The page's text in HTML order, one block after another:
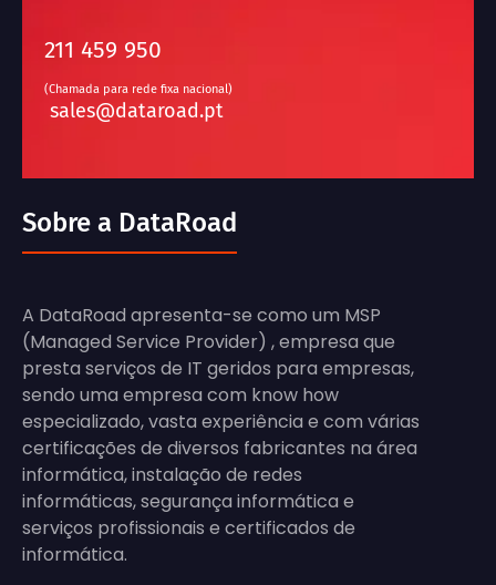
211 459 950
(Chamada para rede fixa nacional)
sales@dataroad.pt
Sobre a DataRoad
A DataRoad apresenta-se como um MSP
(Managed Service Provider) , empresa que
presta serviços de IT geridos para empresas,
sendo uma empresa com know how
especializado, vasta experiência e com várias
certificações de diversos fabricantes na área
informática, instalação de redes
informáticas, segurança informática e
serviços profissionais e certificados de
informática.